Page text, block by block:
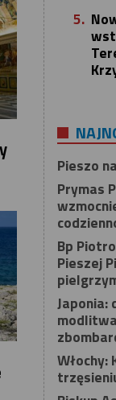
5.
Pieszo
Prymas
Bp
Pieszej
Japonia:
Włochy: